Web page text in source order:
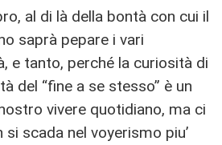
al di là della bontà con cui il
saprà pepare i vari
e tanto, perché la curiosità di
del “fine a se stesso” è un
vivere quotidiano, ma ci
scada nel voyerismo piu’